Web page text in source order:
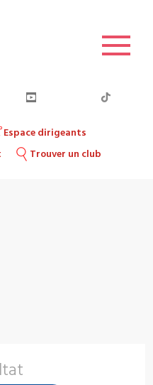
Espace dirigeants
Trouver un club